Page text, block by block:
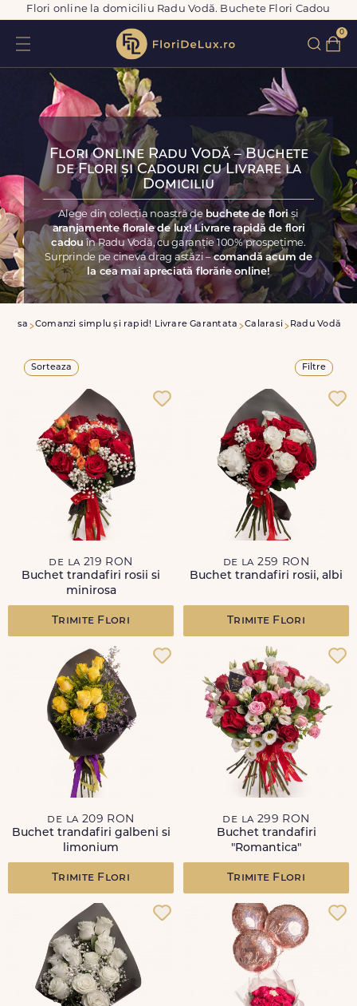
Flori online la domiciliu Radu Vodă. Buchete Flori Cadou
0
Flori Online Radu Vodă – Buchete
de Flori și Cadouri cu Livrare la
Domiciliu
Alege din colecția noastră de buchete de floriși
aranjamente florale de lux! Livrare rapidă de flori
cadou în Radu Vodă, cu garanție 100% prospețime.
Surprinde pe cineva drag astăzi –comandă acum de
la cea mai apreciată florărie online!
Acasa Comanzi simplu și rapid! Livrare Garantata Calarasi Radu Vodă
Sorteaza Filtre
de la 219 RON
Buchet trandafiri rosii si
minirosa
Trimite Flori
de la 259 RON
Buchet trandafiri rosii, albi
Trimite Flori
de la 209 RON
Buchet trandafiri galbeni si
limonium
Trimite Flori
de la 299 RON
Buchet trandafiri
"Romantica"
Trimite Flori